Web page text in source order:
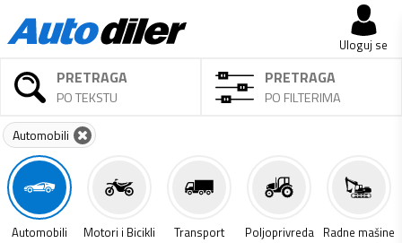
Uloguj se
PRETRAGA
PO TEKSTU
PRETRAGA
PO FILTERIMA
Automobili
Automobili Motori i Bicikli Transport Poljoprivreda Radne mašine